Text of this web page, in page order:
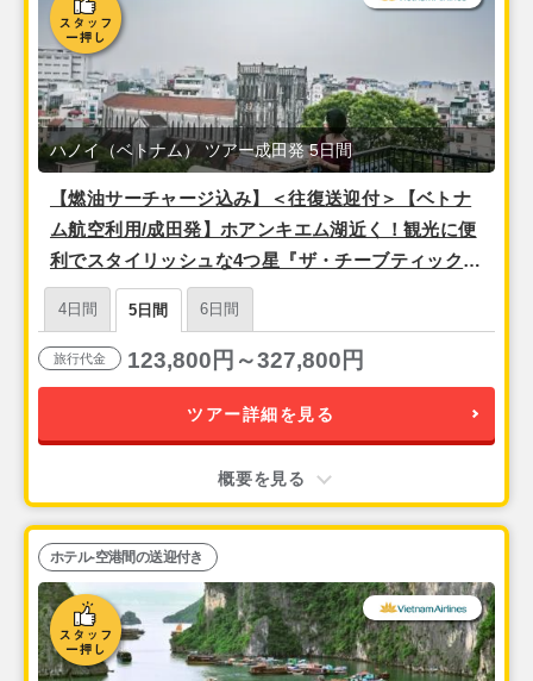
【燃油サーチャージ込み】＜往復送迎付＞【ベトナ
ム航空利用/成田発】ホアンキエム湖近く！観光に便
利でスタイリッシュな4つ星『ザ・チーブティック・
ハノイ（スーペリアルーム）』宿泊3泊5日
ハノイ（ベトナム） ツアー成田発 5日間
4日間 5日間 6日間
旅行代金 123,800円～327,800円
ツアー詳細を見る
概要を見る
ホテル-空港間の送迎付き